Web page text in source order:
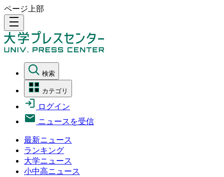
ページ上部
density_medium
検索
カテゴリ
ログイン
ニュースを受信
最新ニュース
ランキング
大学ニュース
小中高ニュース